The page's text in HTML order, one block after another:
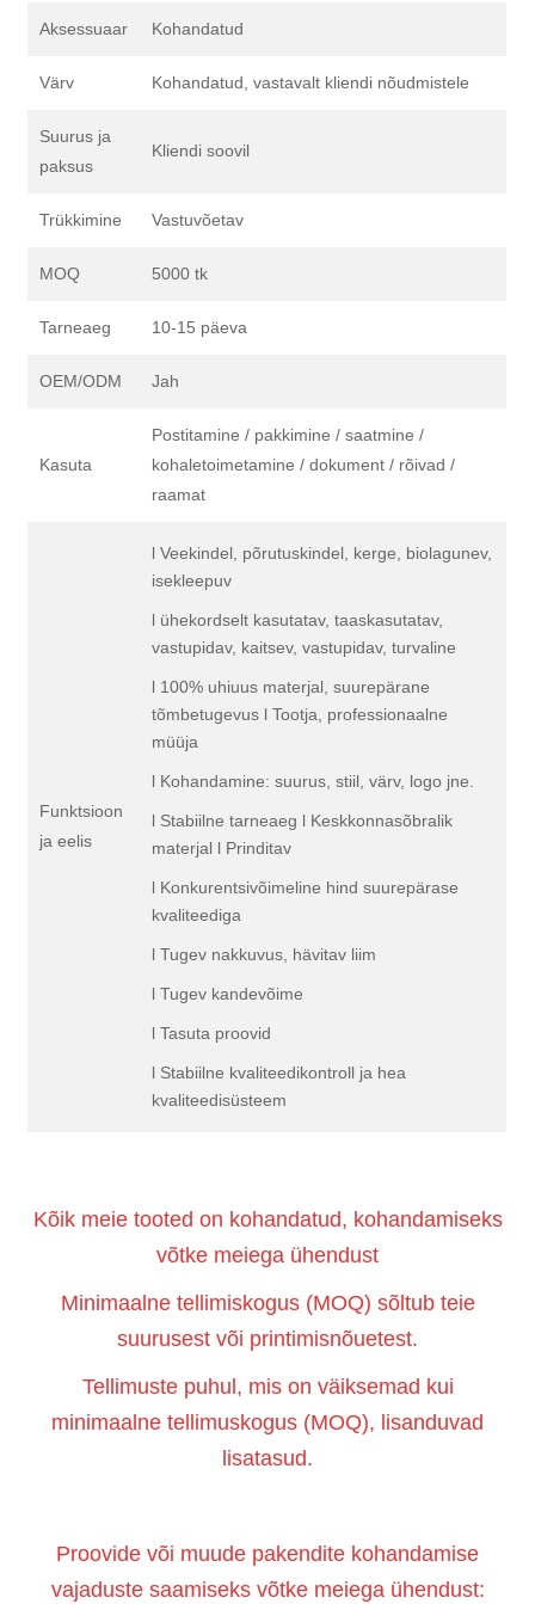
Aksessuaar Kohandatud
Värv Kohandatud, vastavalt kliendi nõudmistele
Suurus ja
paksus
Kliendi soovil
Trükkimine Vastuvõetav
MOQ 5000 tk
Tarneaeg 10-15 päeva
OEM/ODM Jah
Kasuta
Postitamine / pakkimine / saatmine /
kohaletoimetamine / dokument / rõivad /
raamat
Funktsioon
ja eelis
l Veekindel, põrutuskindel, kerge, biolagunev,
isekleepuv
l ühekordselt kasutatav, taaskasutatav,
vastupidav, kaitsev, vastupidav, turvaline
l 100% uhiuus materjal, suurepärane
tõmbetugevus l Tootja, professionaalne
müüja
l Kohandamine: suurus, stiil, värv, logo jne.
l Stabiilne tarneaeg l Keskkonnasõbralik
materjal l Prinditav
l Konkurentsivõimeline hind suurepärase
kvaliteediga
l Tugev nakkuvus, hävitav liim
l Tugev kandevõime
l Tasuta proovid
l Stabiilne kvaliteedikontroll ja hea
kvaliteedisüsteem
Kõik meie tooted on kohandatud, kohandamiseks
võtke meiega ühendust
Minimaalne tellimiskogus (MOQ) sõltub teie
suurusest või printimisnõuetest.
Tellimuste puhul, mis on väiksemad kui
minimaalne tellimuskogus (MOQ), lisanduvad
lisatasud.
Proovide või muude pakendite kohandamise
vajaduste saamiseks võtke meiega ühendust: